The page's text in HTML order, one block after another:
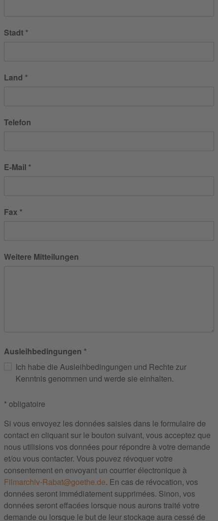
Stadt
Land
Telefon
E-Mail
Fax
Weitere Mitteilungen
Ausleihbedingungen
Ich habe die Ausleihbedingungen und Rechte zur
Kenntnis genommen und werde sie einhalten.
* obligatoire
Si vous envoyez les données saisies dans le formulaire de
contact en cliquant sur le bouton suivant, vous acceptez que
nous utilisions vos données pour répondre à votre demande
et/ou vous contacter. Vous pouvez révoquer votre
consentement en envoyant un courrier électronique à
Filmarchiv-Rabat@goethe.de. En cas de révocation, vos
données seront immédiatement supprimées. Sinon, vos
données seront effacées lorsque nous aurons traité votre
demande ou lorsque le but de leur stockage aura cessé de